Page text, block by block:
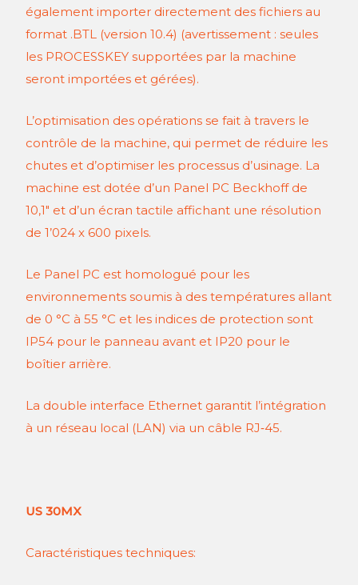
également importer directement des fichiers au
format .BTL (version 10.4) (avertissement : seules
les PROCESSKEY supportées par la machine
seront importées et gérées).
L’optimisation des opérations se fait à travers le
contrôle de la machine, qui permet de réduire les
chutes et d’optimiser les processus d’usinage. La
machine est dotée d’un Panel PC Beckhoff de
10,1" et d’un écran tactile affichant une résolution
de 1’024 x 600 pixels.
Le Panel PC est homologué pour les
environnements soumis à des températures allant
de 0 °C à 55 °C et les indices de protection sont
IP54 pour le panneau avant et IP20 pour le
boîtier arrière.
La double interface Ethernet garantit l’intégration
à un réseau local (LAN) via un câble RJ‑45.
US 30MX
Caractéristiques techniques: